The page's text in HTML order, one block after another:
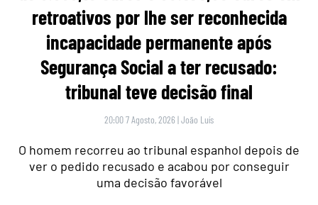
retroativos por lhe ser reconhecida
incapacidade permanente após
Segurança Social a ter recusado:
tribunal teve decisão final
20:00 7 Agosto, 2026 |João Luís
O homem recorreu ao tribunal espanhol depois de
ver o pedido recusado e acabou por conseguir
uma decisão favorável